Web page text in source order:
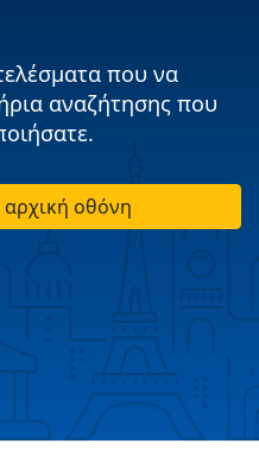
που να
αναζήτησης που
οθόνη